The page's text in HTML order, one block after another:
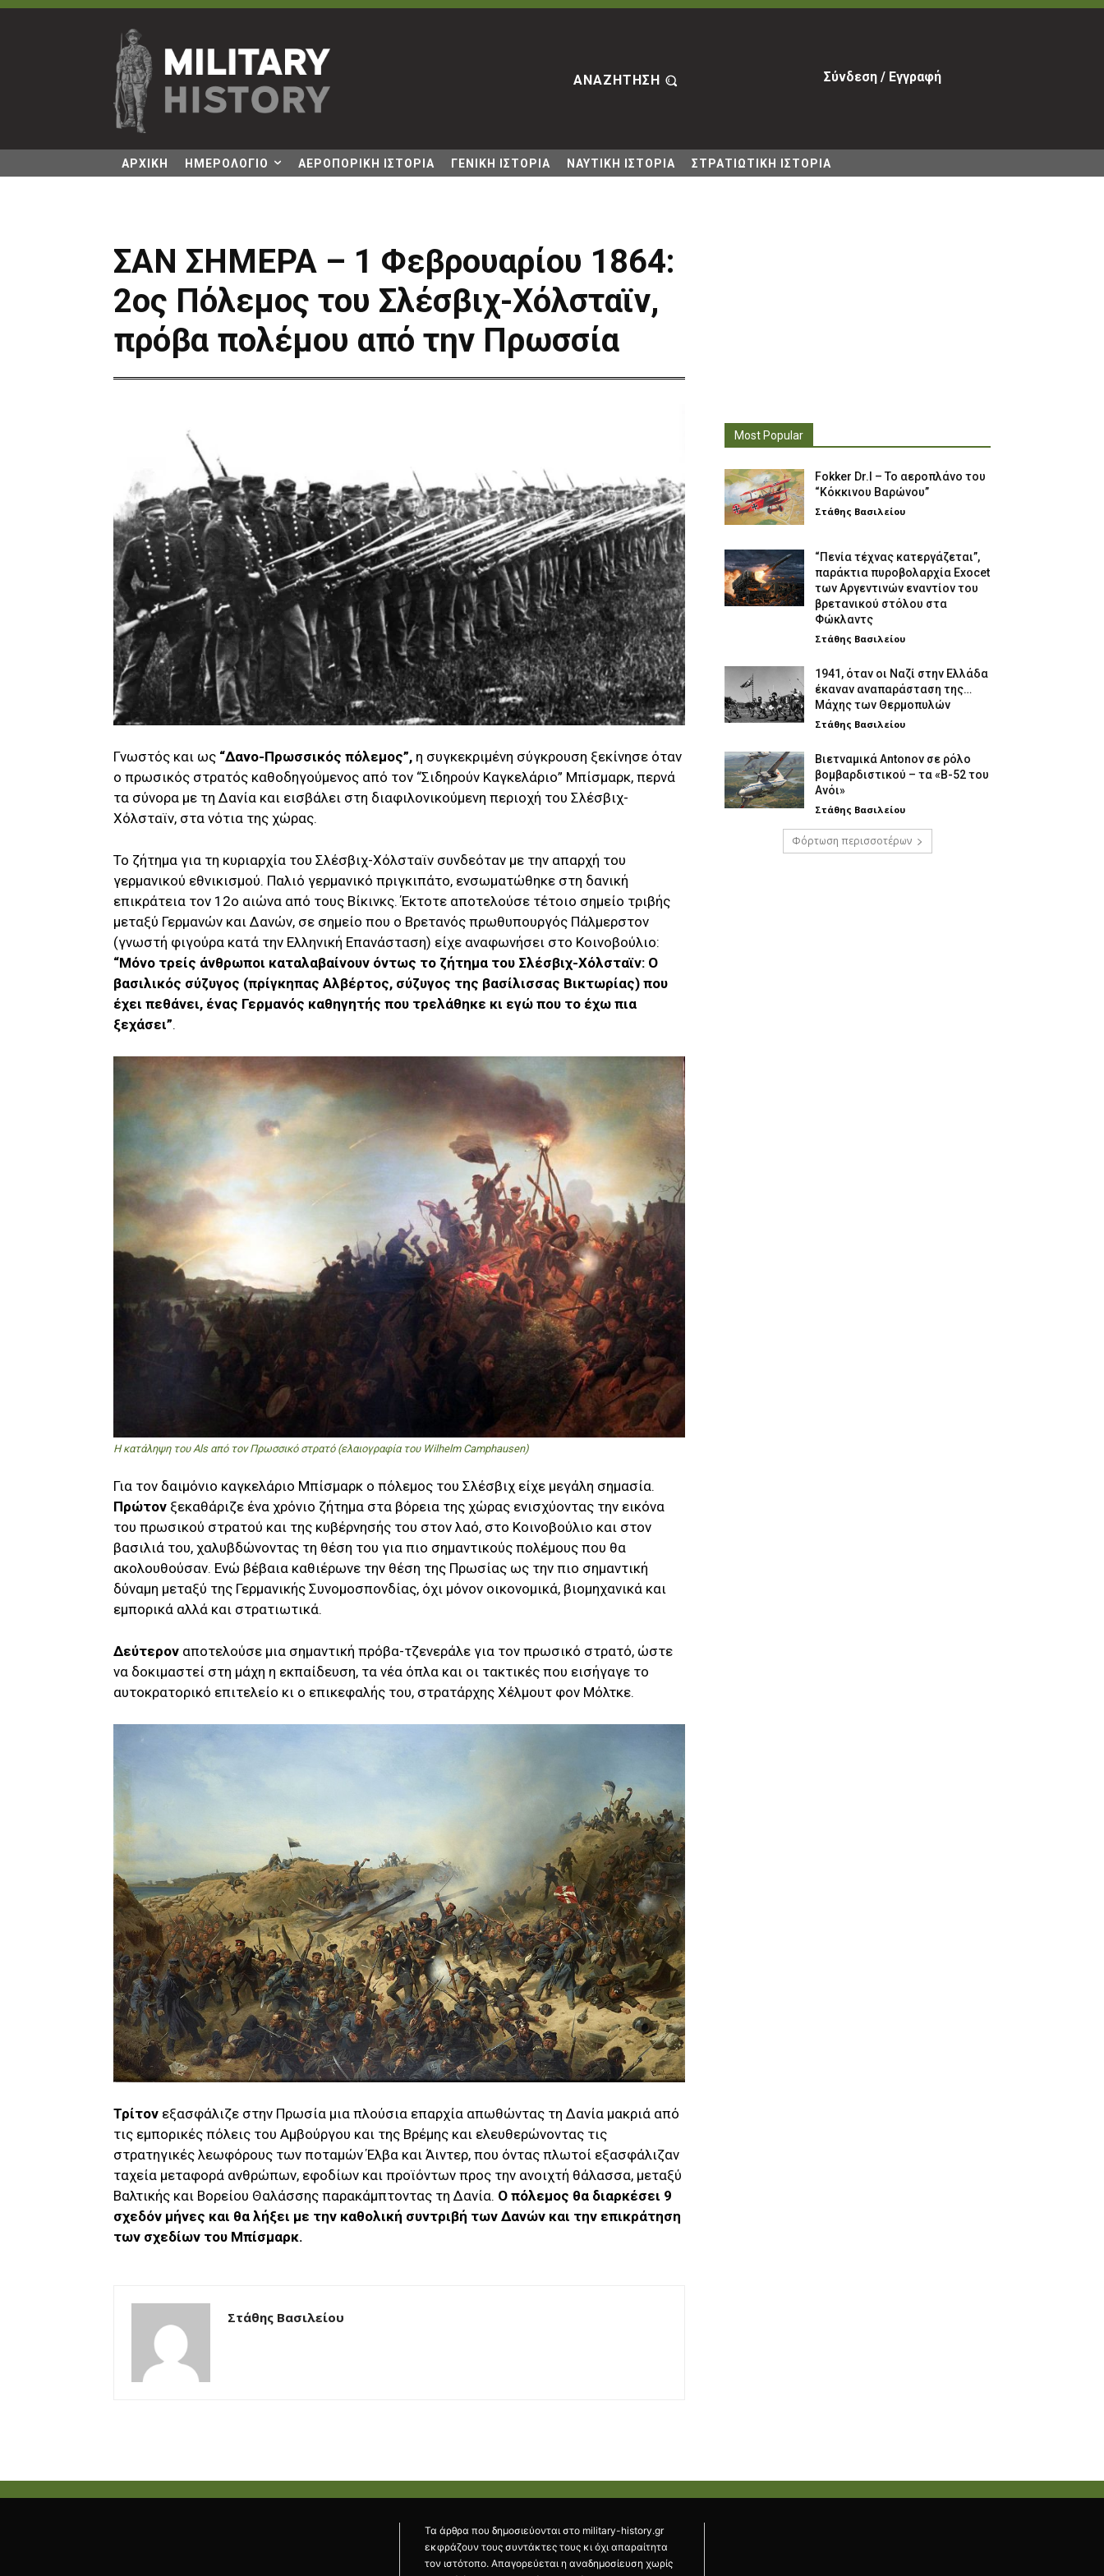
ΑΝΑΖΗΤΗΣΗ Σύνδεση / Εγγραφή
ΑΡΧΙΚΗ ΗΜΕΡΟΛΟΓΙΟ ΑΕΡΟΠΟΡΙΚΗ ΙΣΤΟΡΙΑ ΓΕΝΙΚΗ ΙΣΤΟΡΙΑ ΝΑΥΤΙΚΗ ΙΣΤΟΡΙΑ ΣΤΡΑΤΙΩΤΙΚΗ ΙΣΤΟΡΙΑ
ΣΑΝ ΣΗΜΕΡΑ – 1 Φεβρουαρίου 1864:
2ος Πόλεμος του Σλέσβιχ-Χόλσταϊν,
πρόβα πολέμου από την Πρωσσία
Γνωστός και ως “Δανο-Πρωσσικός πόλεμος”, η συγκεκριμένη σύγκρουση ξεκίνησε όταν
ο πρωσικός στρατός καθοδηγούμενος από τον “Σιδηρούν Καγκελάριο” Μπίσμαρκ, περνά
τα σύνορα με τη Δανία και εισβάλει στη διαφιλονικούμενη περιοχή του Σλέσβιχ-
Χόλσταϊν, στα νότια της χώρας.
Το ζήτημα για τη κυριαρχία του Σλέσβιχ-Χόλσταϊν συνδεόταν με την απαρχή του
γερμανικού εθνικισμού. Παλιό γερμανικό πριγκιπάτο, ενσωματώθηκε στη δανική
επικράτεια τον 12ο αιώνα από τους Βίκινκς. Έκτοτε αποτελούσε τέτοιο σημείο τριβής
μεταξύ Γερμανών και Δανών, σε σημείο που ο Βρετανός πρωθυπουργός Πάλμερστον
(γνωστή φιγούρα κατά την Ελληνική Επανάσταση) είχε αναφωνήσει στο Κοινοβούλιο:
“Μόνο τρείς άνθρωποι καταλαβαίνουν όντως το ζήτημα του Σλέσβιχ-Χόλσταϊν: Ο
βασιλικός σύζυγος (πρίγκηπας Αλβέρτος, σύζυγος της βασίλισσας Βικτωρίας) που
έχει πεθάνει, ένας Γερμανός καθηγητής που τρελάθηκε κι εγώ που το έχω πια
ξεχάσει”.
Η κατάληψη του Als από τον Πρωσσικό στρατό (ελαιογραφία του Wilhelm Camphausen)
Για τον δαιμόνιο καγκελάριο Μπίσμαρκ ο πόλεμος του Σλέσβιχ είχε μεγάλη σημασία.
Πρώτον ξεκαθάριζε ένα χρόνιο ζήτημα στα βόρεια της χώρας ενισχύοντας την εικόνα
του πρωσικού στρατού και της κυβέρνησής του στον λαό, στο Κοινοβούλιο και στον
βασιλιά του, χαλυβδώνοντας τη θέση του για πιο σημαντικούς πολέμους που θα
ακολουθούσαν. Ενώ βέβαια καθιέρωνε την θέση της Πρωσίας ως την πιο σημαντική
δύναμη μεταξύ της Γερμανικής Συνομοσπονδίας, όχι μόνον οικονομικά, βιομηχανικά και
εμπορικά αλλά και στρατιωτικά.
Δεύτερον αποτελούσε μια σημαντική πρόβα-τζενεράλε για τον πρωσικό στρατό, ώστε
να δοκιμαστεί στη μάχη η εκπαίδευση, τα νέα όπλα και οι τακτικές που εισήγαγε το
αυτοκρατορικό επιτελείο κι ο επικεφαλής του, στρατάρχης Χέλμουτ φον Μόλτκε.
Τρίτον εξασφάλιζε στην Πρωσία μια πλούσια επαρχία απωθώντας τη Δανία μακριά από
τις εμπορικές πόλεις του Αμβούργου και της Βρέμης και ελευθερώνοντας τις
στρατηγικές λεωφόρους των ποταμών Έλβα και Άιντερ, που όντας πλωτοί εξασφάλιζαν
ταχεία μεταφορά ανθρώπων, εφοδίων και προϊόντων προς την ανοιχτή θάλασσα, μεταξύ
Βαλτικής και Βορείου Θαλάσσης παρακάμπτοντας τη Δανία. Ο πόλεμος θα διαρκέσει 9
σχεδόν μήνες και θα λήξει με την καθολική συντριβή των Δανών και την επικράτηση
των σχεδίων του Μπίσμαρκ.
Στάθης Βασιλείου
Most Popular
Fokker Dr.I – To αεροπλάνο του
“Κόκκινου Βαρώνου”
Στάθης Βασιλείου
“Πενία τέχνας κατεργάζεται”,
παράκτια πυροβολαρχία Exocet
των Αργεντινών εναντίον του
βρετανικού στόλου στα
Φώκλαντς
Στάθης Βασιλείου
1941, όταν οι Ναζί στην Ελλάδα
έκαναν αναπαράσταση της…
Μάχης των Θερμοπυλών
Στάθης Βασιλείου
Βιετναμικά Antonov σε ρόλο
βομβαρδιστικού – τα «Β-52 του
Ανόι»
Στάθης Βασιλείου
Φόρτωση περισσοτέρων
Τα άρθρα που δημοσιεύονται στο military-history.gr
εκφράζουν τους συντάκτες τους κι όχι απαραίτητα
τον ιστότοπο. Απαγορεύεται η αναδημοσίευση χωρίς